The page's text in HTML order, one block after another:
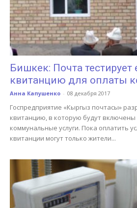
Бишкек: Почта
квитанцию для оплаты
Анна Капушенко - 08 декабря 2017
Госпредприятие «Кыргыз почтасы»
квитанцию, в которую будут включены
коммунальные услуги. Пока оплатить
квитанции могут только жители...